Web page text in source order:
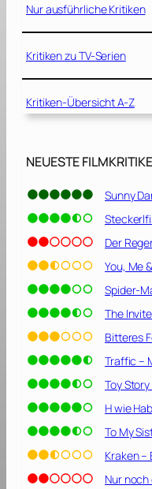
D
e
r
g
z
r
c
[
2
0
0
]
Nur ausführliche Kritiken
Kritiken zu TV-Serien
Kritiken-Übersicht A-Z
NEUESTE
Sunny
Der
You, Me
Spider-
The
Bitteres
Traffic –
Toy
H wie
To My
Kraken
Nur